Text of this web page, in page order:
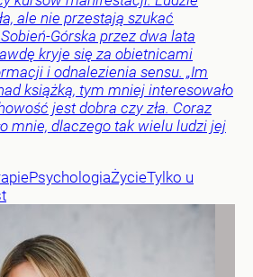
ale nie przestają szukać
Górska przez dwa lata
kryje się za obietnicami
i odnalezienia sensu. „Im
książką, tym mniej interesowało
jest dobra czy zła. Coraz
mnie, dlaczego tak wielu ludzi jej
PsychologiaŻycieTylko u